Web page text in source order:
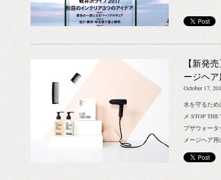
【新発
ージヘ
THE
October 17,
水を守るため
メ STOP
プザウォー
メージヘア
ディショナ
ッドの心落
「L&Sシャ